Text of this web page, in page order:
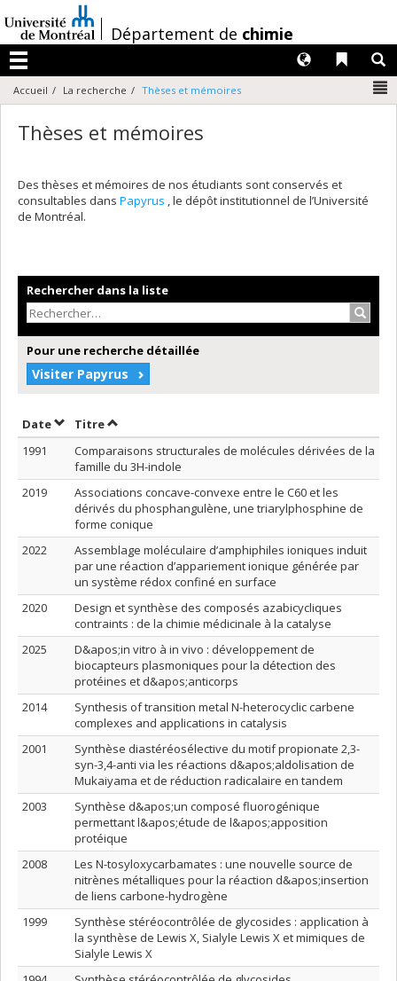
au
contenu
/Département de chimie
Menu
Liens
Langues
Accueil La recherche Thèses et mémoires
Thèses et mémoires
Des thèses et mémoires de nos étudiants sont conservés et
consultables dans Papyrus , le dépôt institutionnel de l’Université
de Montréal.
Rechercher dans la liste
Pour une recherche détaillée
Visiter Papyrus
DateTrier par date en ordre croissant
TitreTrier par titre en ordre croissant
1991
Comparaisons structurales de molécules dérivées de la
famille du 3H-indole
2019
Associations concave-convexe entre le C60 et les
dérivés du phosphangulène, une triarylphosphine de
forme conique
2022
Assemblage moléculaire d’amphiphiles ioniques induit
par une réaction d’appariement ionique générée par
un système rédox confiné en surface
2020
Design et synthèse des composés azabicycliques
contraints : de la chimie médicinale à la catalyse
2025
D&apos;in vitro à in vivo : développement de
biocapteurs plasmoniques pour la détection des
protéines et d&apos;anticorps
2014
Synthesis of transition metal N-heterocyclic carbene
complexes and applications in catalysis
2001
Synthèse diastéréosélective du motif propionate 2,3-
syn-3,4-anti via les réactions d&apos;aldolisation de
Mukaiyama et de réduction radicalaire en tandem
2003
Synthèse d&apos;un composé fluorogénique
permettant l&apos;étude de l&apos;apposition
protéique
2008
Les N-tosyloxycarbamates : une nouvelle source de
nitrènes métalliques pour la réaction d&apos;insertion
de liens carbone-hydrogène
1999
Synthèse stéréocontrôlée de glycosides : application à
la synthèse de Lewis X, Sialyle Lewis X et mimiques de
Sialyle Lewis X